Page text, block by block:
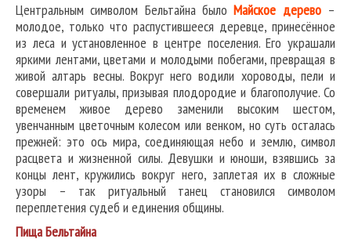
Центральным символом Бельтайна былоМайское дерево–
молодое, только что распустившееся деревце, принесённое
из леса и установленное в центре поселения. Его украшали
яркими лентами, цветами и молодыми побегами, превращая в
живой алтарь весны. Вокруг него водили хороводы, пели и
совершали ритуалы, призывая плодородие и благополучие. Со
временем живое дерево заменили высоким шестом,
увенчанным цветочным колесом или венком, но суть осталась
прежней: это ось мира, соединяющая небо и землю, символ
расцвета и жизненной силы. Девушки и юноши, взявшись за
концы лент, кружились вокруг него, заплетая их в сложные
узоры – так ритуальный танец становился символом
переплетения судеб и единения общины.
Пища Бельтайна